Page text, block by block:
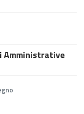
Amministrative